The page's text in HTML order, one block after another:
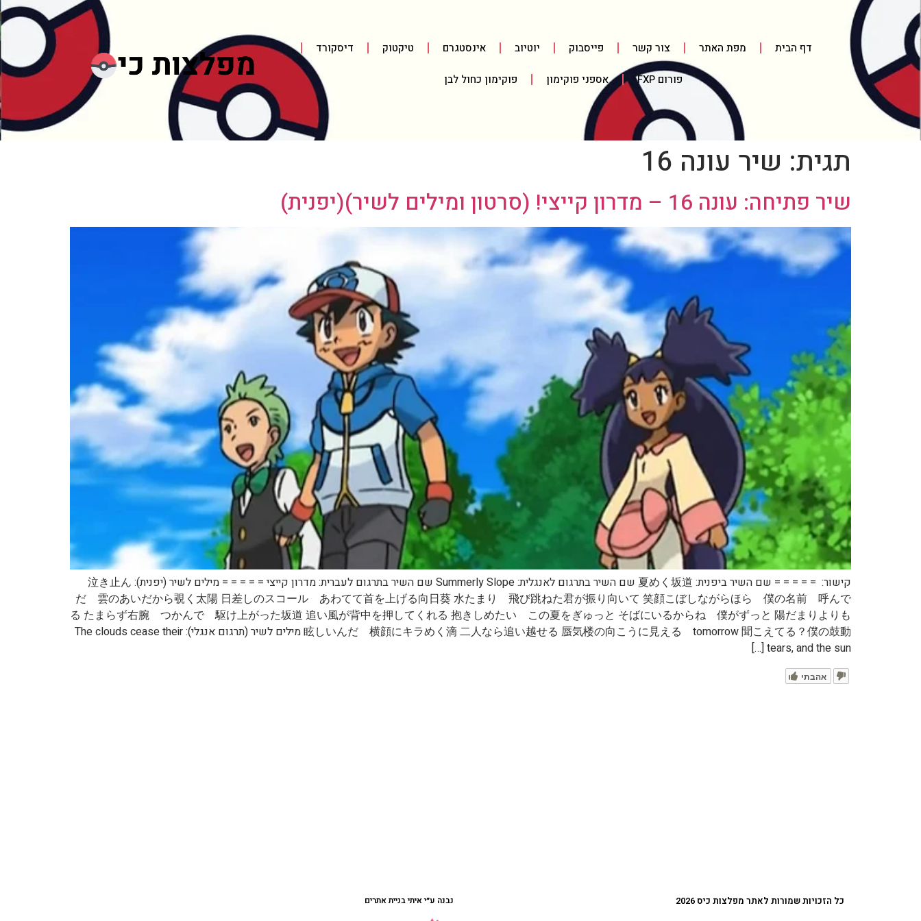
דף הבית מפת האתר צור קשר פייסבוק יוטיוב אינסטגרם טיקטוק דיסקורד
פורום FXP אספני פוקימון פוקימון כחול לבן
תגית: שיר עונה 16
שיר פתיחה: עונה 16 – מדרון קייצי! (סרטון ומילים לשיר)(יפנית)
קישור: = = = = = שם השיר ביפנית: 夏めく坂道 שם השיר בתרגום לאנגלית: Summerly Slope שם השיר בתרגום לעברית: מדרון קייצי = = = = = מילים לשיר (יפנית): 泣き止ん
だ 雲のあいだから覗く太陽 日差しのスコール あわてて首を上げる向日葵 水たまり 飛び跳ねた君が振り向いて 笑顔こぼしながらほら 僕の名前 呼んで
る たまらず右腕 つかんで 駆け上がった坂道 追い風が背中を押してくれる 抱きしめたい この夏をぎゅっと そばにいるからね 僕がずっと 陽だまりよりも
眩しいんだ 横顔にキラめく滴 二人なら追い越せる 蜃気楼の向こうに見える tomorrow 聞こえてる？僕の鼓動 מילים לשיר (תרגום אנגלי): The clouds cease their
tears, and the sun […]
אהבתי
כל הזכויות שמורות לאתר מפלצות כיס 2026 נבנה ע״י איתי בניית אתרים